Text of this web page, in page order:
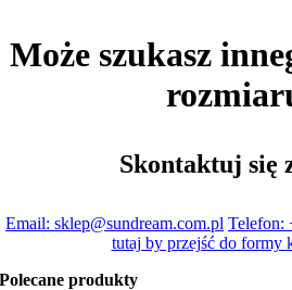
Może szukasz
Skontaktuj się
Email: sklep@sundream.com.pl Telefon:
tutaj by przejść do formy
Polecane produkty